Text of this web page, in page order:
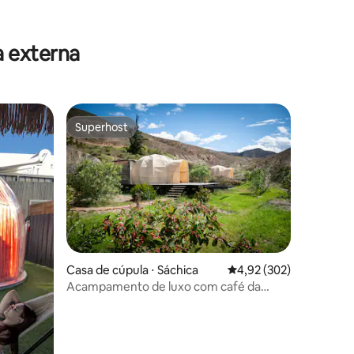
externa
hóspedes Superhost
Superhost
Casa de cúpula ⋅ Sáchica 4,92 de uma avaliação
4,92 (302)
Acampamento de luxo com café da